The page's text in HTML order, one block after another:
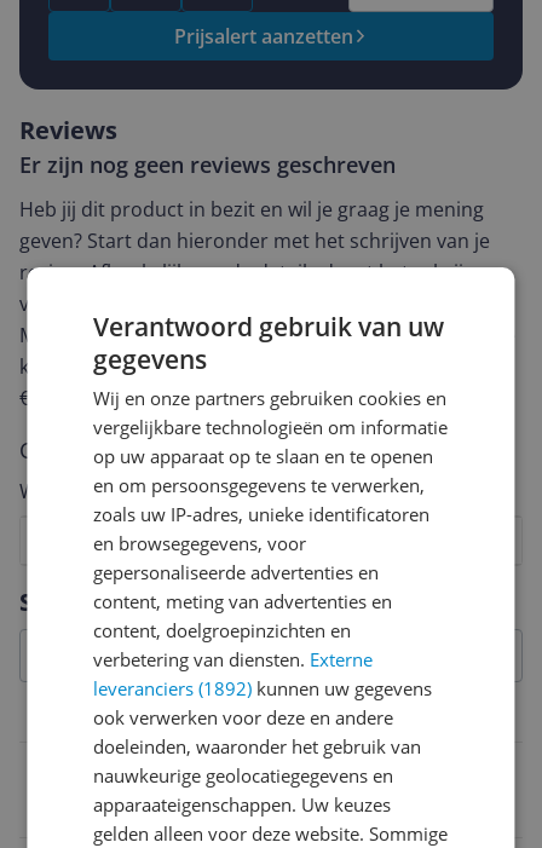
Prijsalert aanzetten
Specificaties
Belangrijkste kenmerken
Introductiejaar
Reviews
Er zijn nog geen reviews geschreven
Heb jij dit product in bezit en wil je graag je mening
geven? Start dan hieronder met het schrijven van je
review. Afhankelijk van de details duurt het schrijven
van een review gemiddeld tussen de 3 en 10 minuten.
Met jouw mening help je andere bezoekers een betere
keuze te maken én maak je iedere maand kans op
€250,-!
Klik hier voor de actievoorwaarden.
Cijfer
Welk cijfer geef jij dit product?
6
5
4
3
2
Vraag 1 van 4
Verantwoord gebruik van uw
gegevens
Wij en onze partners gebruiken cookies en
vergelijkbare technologieën om informatie
op uw apparaat op te slaan en te openen
en om persoonsgegevens te verwerken,
zoals uw IP-adres, unieke identificatoren
en browsegegevens, voor
gepersonaliseerde advertenties en
content, meting van advertenties en
content, doelgroepinzichten en
verbetering van diensten. Externe
leveranciers (1892) kunnen uw gegevens
ook verwerken voor deze en andere
doeleinden, waaronder het gebruik van
nauwkeurige geolocatiegegevens en
apparaateigenschappen. Uw keuzes
gelden alleen voor deze website. Sommige